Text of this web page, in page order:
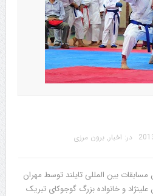
در: اخبار, برون مرزی
بین المللی تایلند توسط مهران
علینژاد و خانواده بزرگ گوجوکای تبریک